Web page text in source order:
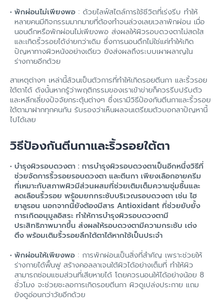
พักผ่อนไม่เพียงพอ : ด้วยไลฟ์สไตล์การใช้ชีวิตที่เร่งรีบ ทำให้
หลายคนมีกิจกรรมมากมายที่ต้องทำจนล่วงเลยเวลาพักผ่อน เมื่อ
นอนดึกหรือพักผ่อนไม่เพียงพอ ส่งผลให้ผิวรอบดวงตาไม่สดใส
และเกิดริ้วรอยได้ง่ายกว่าเดิม ซึ่งการนอนดึกไม่ใช่แค่ทำให้เกิด
ปัญหาทางผิวหนังอย่างเดียว ยังส่งผลถึงระบบเผาผลาญใน
ร่างกายอีกด้วย
สาเหตุต่างๆ เหล่านี้ล้วนเป็นตัวการที่ทำให้เกิดรอยตีนกา และริ้วรอย
ใต้ตาได้ ดังนั้นหากรู้ว่าพฤติกรรมของเราเข้าข่ายก็ควรรีบปรับตัว
และหลีกเลี่ยงปัจจัยกระตุ้นต่างๆ ซึ่งเรามีวิธีป้องกันตีนกาและริ้วรอย
ใต้ตามาฝากทุกคนกัน รับรองว่าเห็นผลจนเตรียมตัวบอกลาปัญหานี้
ไปได้เลย
วิธีป้องกันตีนกาและริ้วรอยใต้ตา
บำรุงผิวรอบดวงตา : การบำรุงผิวรอบดวงตาเป็นอีกหนึ่งวิธีที่
ช่วยจัดการริ้วรอยรอบดวงตา และตีนกา เพียงเลือกอายครีม
ที่เหมาะกับสภาพผิวมีส่วนผสมที่ช่วยเติมเต็มความชุ่มชื้นและ
ลดเลือนริ้วรอย พร้อมยกกระชับบริเวณรอบดวงตา เช่น ไฮ
ยาลูรอน นอกจากนี้้ยังต้องมีสาร Antioxidant ที่ช่วยยับยั้ง
การเกิดอนุมูลอิสระ ทำให้การบำรุงผิวรอบดวงตามี
ประสิทธิภาพมากขึ้น ส่งผลให้รอบดวงตามีความกระชับ เต่ง
ตึง พร้อมเติมริ้วรอยลึกใต้ตาได้หากใช้เป็นประจำ
พักผ่อนให้เพียงพอ : การพักผ่อนเป็นสิ่งที่สำคัญ เพราะช่วยให้
ร่างกายได้ฟื้นฟู สร้างคอลลาเจนใต้ผิวได้อย่างเต็มที่ ทำให้ผิว
สามารถซ่อมแซมส่วนที่เสียหายได้ โดยควรนอนให้ได้อย่างน้อย 8
ชั่วโมง จะช่วยชะลอการเกิดรอยตีนกา ผิวดูเปล่งประกาย แถม
ยังดูอ่อนกว่าวัยอีกด้วย